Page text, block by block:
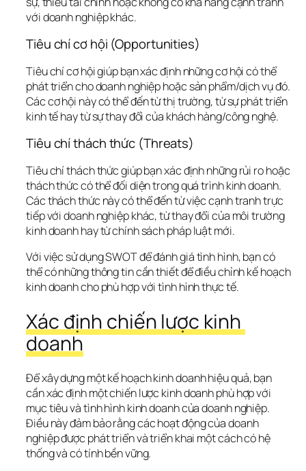
với doanh nghiệp khác.
Tiêu chí cơ hội (Opportunities)
Tiêu chí cơ hội giúp bạn xác định những cơ hội có thể
phát triển cho doanh nghiệp hoặc sản phẩm/dịch vụ đó.
Các cơ hội này có thể đến từ thị trường, từ sự phát triển
kinh tế hay từ sự thay đổi của khách hàng/công nghệ.
Tiêu chí thách thức (Threats)
Tiêu chí thách thức giúp bạn xác định những rủi ro hoặc
thách thức có thể đối diện trong quá trình kinh doanh.
Các thách thức này có thể đến từ việc cạnh tranh trực
tiếp với doanh nghiệp khác, từ thay đổi của môi trường
kinh doanh hay từ chính sách pháp luật mới.
Với việc sử dụng SWOT để đánh giá tình hình, bạn có
thể có những thông tin cần thiết để điều chỉnh kế hoạch
kinh doanh cho phù hợp với tình hình thực tế.
Xác định chiến lược kinh
doanh
Để xây dựng một kế hoạch kinh doanh hiệu quả, bạn
cần xác định một chiến lược kinh doanh phù hợp với
mục tiêu và tình hình kinh doanh của doanh nghiệp.
Điều này đảm bảo rằng các hoạt động của doanh
nghiệp được phát triển và triển khai một cách có hệ
thống và có tính bền vững.